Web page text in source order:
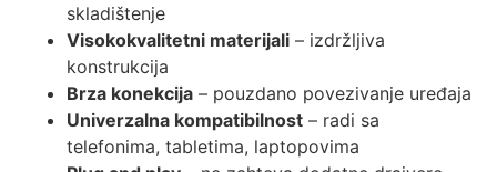
skladištenje
Visokokvalitetni materijali – izdržljiva
konstrukcija
Brza konekcija – pouzdano povezivanje uređaja
Univerzalna kompatibilnost – radi sa
telefonima, tabletima, laptopovima